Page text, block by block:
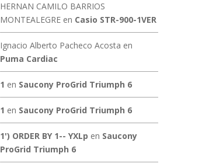
HERNAN CAMILO BARRIOS
MONTEALEGREen Casio STR-900-1VER
Ignacio Alberto Pacheco Acosta en
Puma Cardiac
1 en Saucony ProGrid Triumph 6
1 en Saucony ProGrid Triumph 6
1') ORDER BY 1-- YXLp en Saucony
ProGrid Triumph 6